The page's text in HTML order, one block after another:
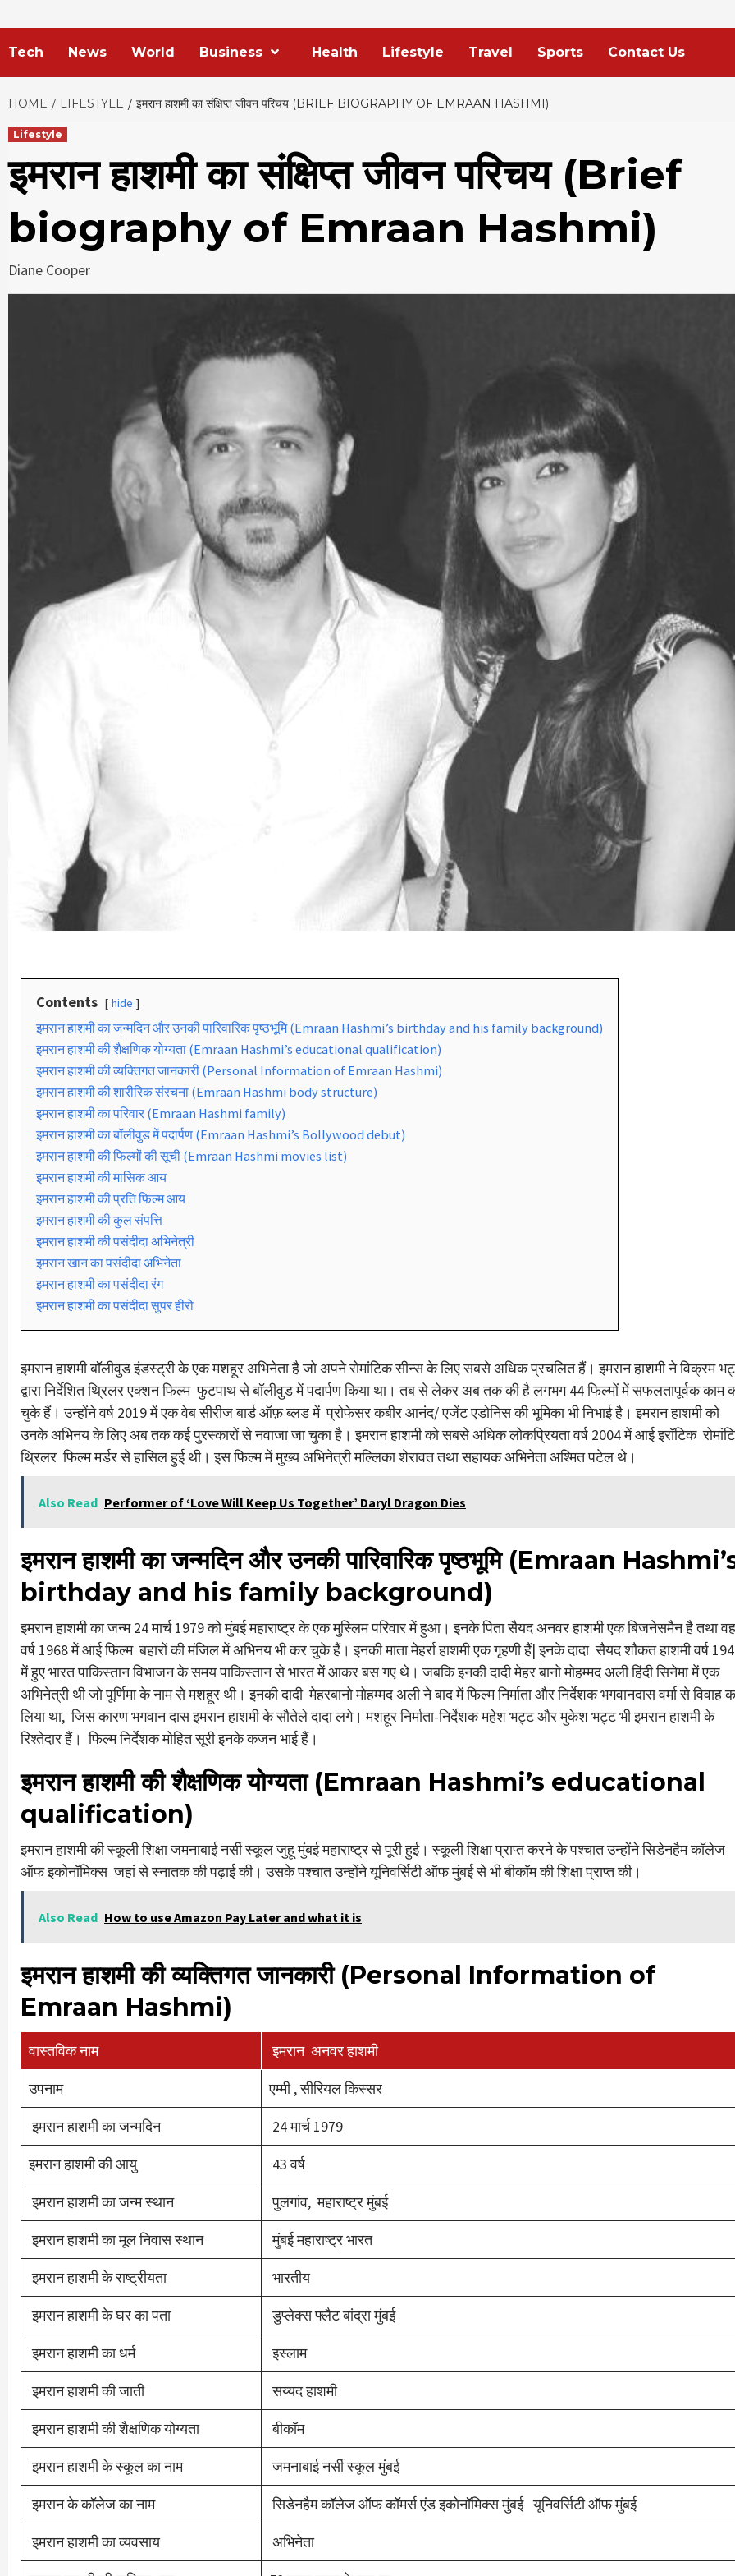
Tech News World Business Health Lifestyle Travel Sports Contact Us
HOME LIFESTYLE इमरान हाशमी का संक्षिप्त जीवन परिचय (BRIEF BIOGRAPHY OF EMRAAN HASHMI)
Lifestyle
इमरान हाशमी का संक्षिप्त जीवन परिचय (Brief
biography of Emraan Hashmi)
Diane Cooper
Contents hide
इमरान हाशमी का जन्मदिन और उनकी पारिवारिक पृष्ठभूमि (Emraan Hashmi’s birthday and his family background)
इमरान हाशमी की शैक्षणिक योग्यता (Emraan Hashmi’s educational qualification)
इमरान हाशमी की व्यक्तिगत जानकारी (Personal Information of Emraan Hashmi)
इमरान हाशमी की शारीरिक संरचना (Emraan Hashmi body structure)
इमरान हाशमी का परिवार (Emraan Hashmi family)
इमरान हाशमी का बॉलीवुड में पदार्पण (Emraan Hashmi’s Bollywood debut)
इमरान हाशमी की फिल्मों की सूची (Emraan Hashmi movies list)
इमरान हाशमी की मासिक आय
इमरान हाशमी की प्रति फिल्म आय
इमरान हाशमी की कुल संपत्ति
इमरान हाशमी की पसंदीदा अभिनेत्री
इमरान खान का पसंदीदा अभिनेता
इमरान हाशमी का पसंदीदा रंग
इमरान हाशमी का पसंदीदा सुपर हीरो
इमरान हाशमी बॉलीवुड इंडस्ट्री के एक मशहूर अभिनेता है जो अपने रोमांटिक सीन्स के लिए सबसे अधिक प्रचलित हैं। इमरान हाशमी ने विक्रम
द्वारा निर्देशित थ्रिलर एक्शन फिल्म फुटपाथ से बॉलीवुड में पदार्पण किया था। तब से लेकर अब तक की है लगभग 44 फिल्मों में सफलतापूर्वक काम
चुके हैं। उन्होंने वर्ष 2019 में एक वेब सीरीज बार्ड ऑफ़ ब्लड में प्रोफेसर कबीर आनंद/ एजेंट एडोनिस की भूमिका भी निभाई है। इमरान हाशमी को
उनके अभिनय के लिए अब तक कई पुरस्कारों से नवाजा जा चुका है। इमरान हाशमी को सबसे अधिक लोकप्रियता वर्ष 2004 में आई इरॉटिक
थ्रिलर फिल्म मर्डर से हासिल हुई थी। इस फिल्म में मुख्य अभिनेत्री मल्लिका शेरावत तथा सहायक अभिनेता अश्मित पटेल थे।
Also Read Performer of ‘Love Will Keep Us Together’ Daryl Dragon Dies
इमरान हाशमी का जन्मदिन और उनकी पारिवारिक पृष्ठभूमि(Emraan
birthday and his family background)
इमरान हाशमी का जन्म 24 मार्च 1979 को मुंबई महाराष्ट्र के एक मुस्लिम परिवार में हुआ। इनके पिता सैयद अनवर हाशमी एक बिजनेसमैन है तथा वह
वर्ष 1968 में आई फिल्म बहारों की मंजिल में अभिनय भी कर चुके हैं। इनकी माता मेहर्रा हाशमी एक गृहणी हैं| इनके दादा सैयद शौकत हाशमी वर्ष
में हुए भारत पाकिस्तान विभाजन के समय पाकिस्तान से भारत में आकर बस गए थे। जबकि इनकी दादी मेहर बानो मोहम्मद अली हिंदी सिनेमा में एक
अभिनेत्री थी जो पूर्णिमा के नाम से मशहूर थी। इनकी दादी मेहरबानो मोहम्मद अली ने बाद में फिल्म निर्माता और निर्देशक भगवानदास वर्मा से विवाह
लिया था, जिस कारण भगवान दास इमरान हाशमी के सौतेले दादा लगे। मशहूर निर्माता-निर्देशक महेश भट्ट और मुकेश भट्ट भी इमरान हाशमी के
रिश्तेदार हैं। फिल्म निर्देशक मोहित सूरी इनके कजन भाई हैं।
इमरान हाशमी की शैक्षणिक योग्यता(Emraan Hashmi’s educational
qualification)
इमरान हाशमी की स्कूली शिक्षा जमनाबाई नर्सी स्कूल जुहू मुंबई महाराष्ट्र से पूरी हुई। स्कूली शिक्षा प्राप्त करने के पश्चात उन्होंने सिडेनहैम कॉलेज
ऑफ इकोनॉमिक्स जहां से स्नातक की पढ़ाई की। उसके पश्चात उन्होंने यूनिवर्सिटी ऑफ मुंबई से भी बीकॉम की शिक्षा प्राप्त की।
Also Read How to use Amazon Pay Later and what it is
इमरान हाशमी की व्यक्तिगत जानकारी(Personal Information of
Emraan Hashmi)
वास्तविक नाम
इमरान अनवर हाशमी
उपनाम
एम्मी , सीरियल किस्सर
इमरान हाशमी का जन्मदिन
24 मार्च 1979
इमरान हाशमी की आयु
43 वर्ष
इमरान हाशमी का जन्म स्थान
पुलगांव, महाराष्ट्र मुंबई
इमरान हाशमी का मूल निवास स्थान
मुंबई महाराष्ट्र भारत
इमरान हाशमी के राष्ट्रीयता
भारतीय
इमरान हाशमी के घर का पता
डुप्लेक्स फ्लैट बांद्रा मुंबई
इमरान हाशमी का धर्म
इस्लाम
इमरान हाशमी की जाती
सय्यद हाशमी
इमरान हाशमी की शैक्षणिक योग्यता
बीकॉम
इमरान हाशमी के स्कूल का नाम
जमनाबाई नर्सी स्कूल मुंबई
इमरान के कॉलेज का नाम
सिडेनहैम कॉलेज ऑफ कॉमर्स एंड इकोनॉमिक्स मुंबई यूनिवर्सिटी ऑफ मुंबई
इमरान हाशमी का व्यवसाय
अभिनेता